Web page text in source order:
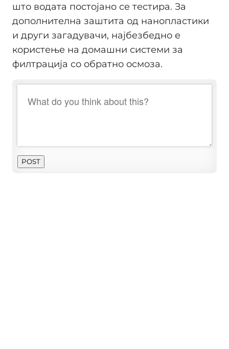
што водата постојано се тестира. За
дополнителна заштита од нанопластики
и други загадувачи, најбезбедно е
користење на домашни системи за
филтрација со обратно осмоза.
POST